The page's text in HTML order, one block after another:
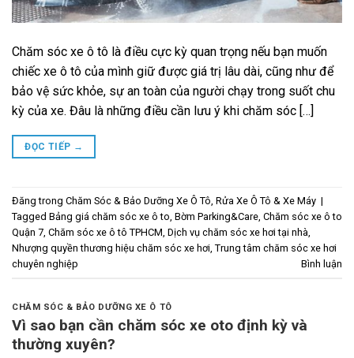
Chăm sóc xe ô tô là điều cực kỳ quan trọng nếu bạn muốn
chiếc xe ô tô của mình giữ được giá trị lâu dài, cũng như để
bảo vệ sức khỏe, sự an toàn của người chạy trong suốt chu
kỳ của xe. Đâu là những điều cần lưu ý khi chăm sóc […]
ĐỌC TIẾP →
Đăng trong Chăm Sóc & Bảo Dưỡng Xe Ô Tô Rửa Xe Ô Tô & Xe Máy |
Tagged Bảng giá chăm sóc xe ô to Bờm Parking&Care Chăm sóc xe ô to
Quận 7 Chăm sóc xe ô tô TPHCM Dịch vụ chăm sóc xe hơi tại nhà
Nhượng quyền thương hiệu chăm sóc xe hơi Trung tâm chăm sóc xe hơi
chuyên nghiệp
Bình luận
CHĂM SÓC & BẢO DƯỠNG XE Ô TÔ
Vì sao bạn cần chăm sóc xe oto định kỳ và
thường xuyên?